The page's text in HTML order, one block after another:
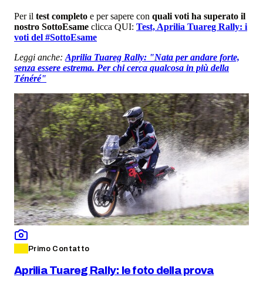
Per il test completo e per sapere con quali voti ha superato il
nostro SottoEsame clicca QUI: Test, Aprilia Tuareg Rally: i
voti del #SottoEsame
Leggi anche: Aprilia Tuareg Rally: "Nata per andare forte,
senza essere estrema. Per chi cerca qualcosa in più della
Ténéré"
Primo Contatto
Aprilia Tuareg Rally: le foto della prova